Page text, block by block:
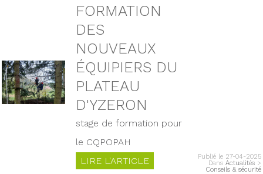
FORMATION
DES
NOUVEAUX
ÉQUIPIERS DU
PLATEAU
D'YZERON
stage de formation pour
le CQPOPAH
LIRE L'ARTICLE
Publié le 27-04-2025
Dans Actualités >
Conseils & sécurité